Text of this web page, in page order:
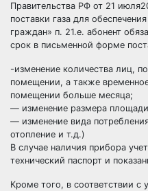
Правительства РФ от 21
поставки газа для
граждан» п. 21.е. абонент
срок в письменной форме
-изменение количества лиц,
помещении, а также
помещении больше месяца;
— изменение размера
— изменение вида
отопление и т.д.)
В случае наличия прибора
технический паспорт и
Кроме того, в соответствии с